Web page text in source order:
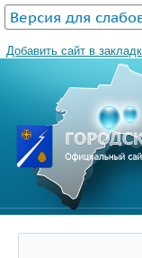
Версия для
Добавить сайт в